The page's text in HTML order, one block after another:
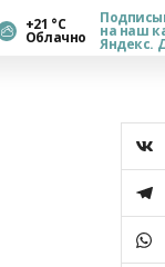
+21 °С
Облачно на наш
Яндекс.